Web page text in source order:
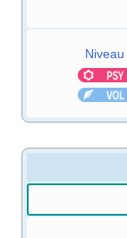
Niveau